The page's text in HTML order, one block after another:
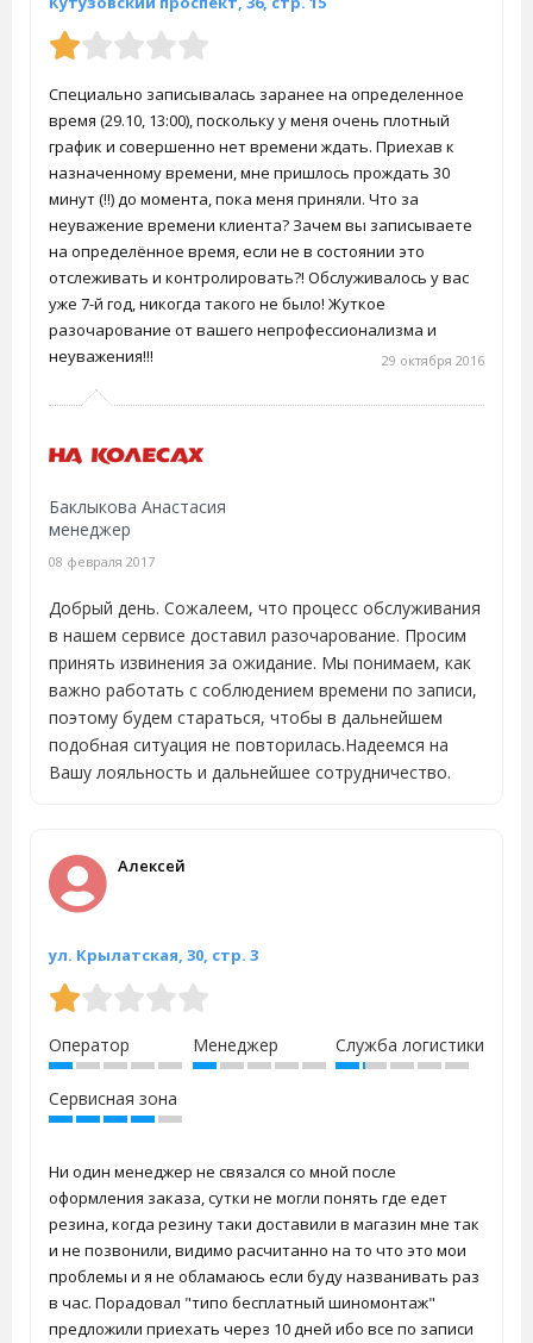
29 октября 2016
Специально записывалась заранее на определенное
время (29.10, 13:00), поскольку у меня очень плотный
график и совершенно нет времени ждать. Приехав к
назначенному времени, мне пришлось прождать 30
минут (!!) до момента, пока меня приняли. Что за
неуважение времени клиента? Зачем вы записываете
на определённое время, если не в состоянии это
отслеживать и контролировать?! Обслуживалось у вас
уже 7-й год, никогда такого не было! Жуткое
разочарование от вашего непрофессионализма и
неуважения!!!
Баклыкова Анастасия
менеджер
08 февраля 2017
Добрый день. Сожалеем, что процесс обслуживания
в нашем сервисе доставил разочарование. Просим
принять извинения за ожидание. Мы понимаем, как
важно работать с соблюдением времени по записи,
поэтому будем стараться, чтобы в дальнейшем
подобная ситуация не повторилась.Надеемся на
Вашу лояльность и дальнейшее сотрудничество.
Алексей
ул. Крылатская, 30, стр. 3
Оператор Менеджер Служба логистики
Сервисная зона
Ни один менеджер не связался со мной после
оформления заказа, сутки не могли понять где едет
резина, когда резину таки доставили в магазин мне так
и не позвонили, видимо расчитанно на то что это мои
проблемы и я не обламаюсь если буду названивать раз
в час. Порадовал "типо бесплатный шиномонтаж"
предложили приехать через 10 дней ибо все по записи